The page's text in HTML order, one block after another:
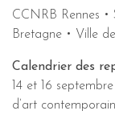
CCNRB Rennes •
Bretagne • Ville
Calendrier des
14 et 16
d’art